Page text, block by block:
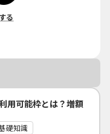
る
用可能枠とは？増額
礎知識